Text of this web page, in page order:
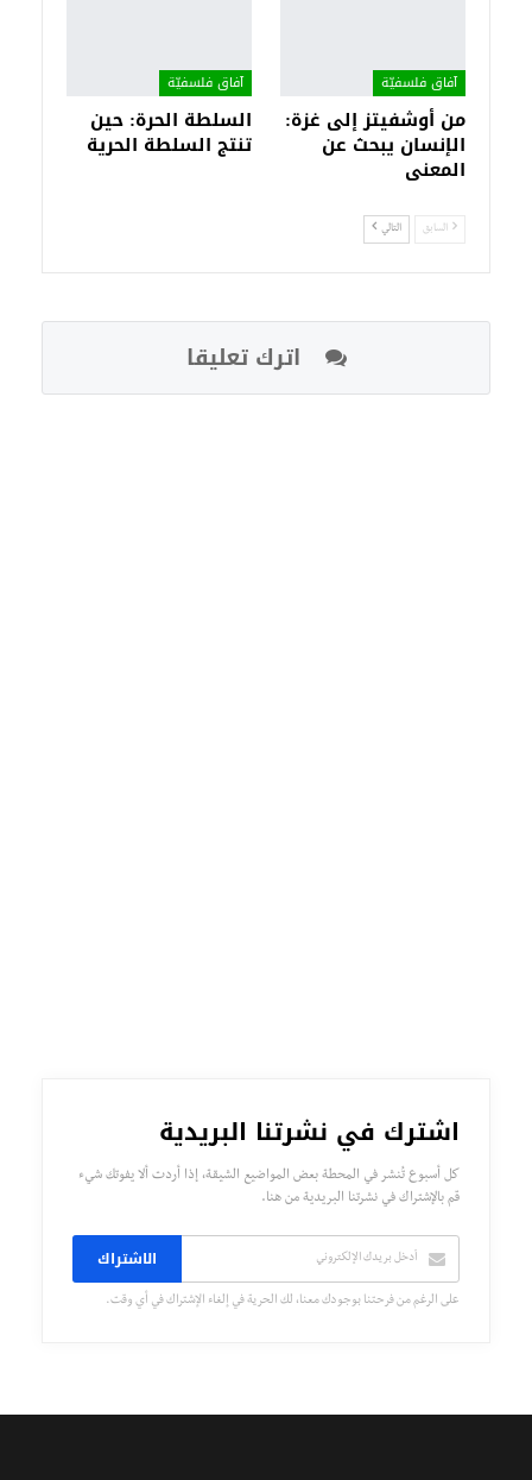
آفاق فلسفيّة‎
من أوشفيتز إلى غزة:
الإنسان يبحث عن
المعنى
آفاق فلسفيّة‎
السلطة الحرة: حين
تنتج السلطة الحرية
السابق التالي
اترك تعليقا
اشترك في نشرتنا البريدية
كل أسبوع تُنشر في المحطة بعض المواضيع الشيقة، إذا أردت ألا يفوتك شيء
قم بالإشتراك في نشرتنا البريدية من هنا.
الاشتراك
على الرغم من فرحتنا بوجودك معنا، لك الحرية في إلغاء الإشتراك في أي وقت.